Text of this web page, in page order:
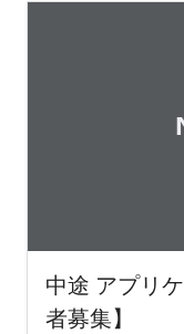
中途 アプリ
者募集】